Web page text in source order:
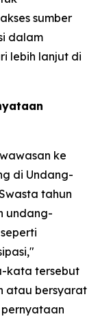
sumber
dalam
lebih lanjut di
ke
di Undang-
tahun
undang-
kata tersebut
atau bersyarat